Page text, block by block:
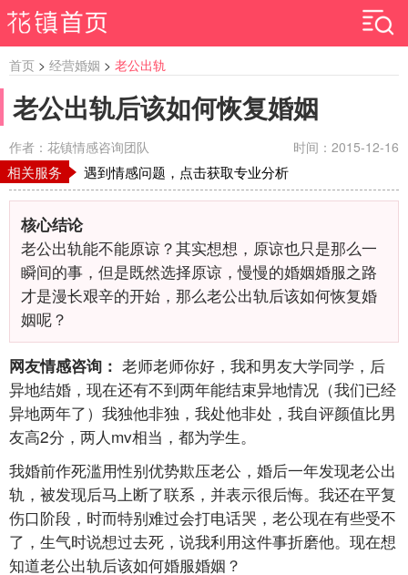
首页 > 经营婚姻 > 老公出轨
老公出轨后该如何恢复婚姻
作者：花镇情感咨询团队 时间：2015-12-16
相关服务 遇到情感问题，点击获取专业分析
核心结论
老公出轨能不能原谅？其实想想，原谅也只是那么一
瞬间的事，但是既然选择原谅，慢慢的婚姻婚服之路
才是漫长艰辛的开始，那么老公出轨后该如何恢复婚
姻呢？
网友情感咨询： 老师老师你好，我和男友大学同学，后
异地结婚，现在还有不到两年能结束异地情况（我们已经
异地两年了）我独他非独，我处他非处，我自评颜值比男
友高2分，两人mv相当，都为学生。
我婚前作死滥用性别优势欺压老公，婚后一年发现老公出
轨，被发现后马上断了联系，并表示很后悔。我还在平复
伤口阶段，时而特别难过会打电话哭，老公现在有些受不
了，生气时说想过去死，说我利用这件事折磨他。现在想
知道老公出轨后该如何婚服婚姻？